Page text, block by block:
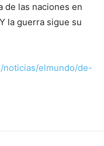
de las naciones en
la guerra sigue su
noticias/elmundo/de-